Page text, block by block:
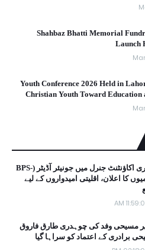
Shahbaz Bhatti Memorial
Launch
Youth Conference 2026 Held in
Christian Youth Toward Education
آفس آف دی ملٹری اکاؤنٹنٹ جنرل میں جونیئر آڈیٹر (BPS-
274 آسامیوں کا اعلان، اقلیتی امیدواروں کے لیے
پر مسیحی وفد کی چوہدری طارق فاروق
برادری کے اعتماد کو سراہا گیا